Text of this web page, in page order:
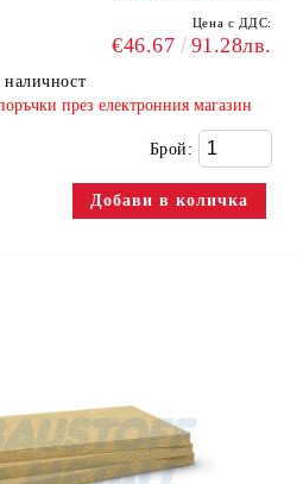
Цена с ДДС:
€46.67 91.28лв.
през електронния магазин
Брой: